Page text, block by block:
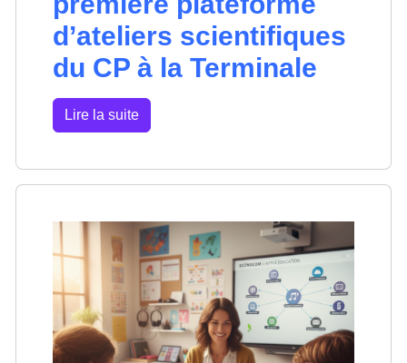
d’ateliers scientifiques
du CP à la Terminale
Lire la suite